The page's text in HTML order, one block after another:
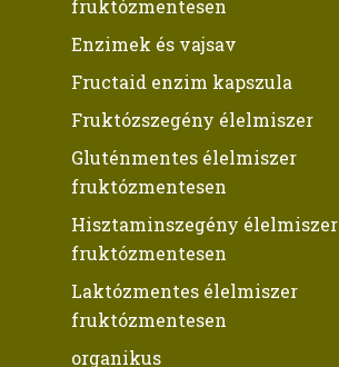
fruktózmentesen
Enzimek és vajsav
Fructaid enzim kapszula
Fruktózszegény élelmiszer
Gluténmentes élelmiszer
fruktózmentesen
Hisztaminszegény élelmiszer
fruktózmentesen
Laktózmentes élelmiszer
fruktózmentesen
organikus